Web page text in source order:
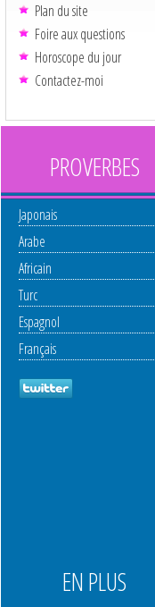
Plan du site
Foire aux questions
Horoscope du jour
Contactez-moi
PROVERBES
Japonais
Arabe
Africain
Turc
Espagnol
Français
EN PLUS